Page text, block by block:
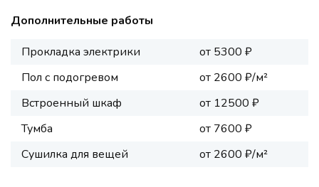
Дополнительные работы
Прокладка электрики
от 5300 ₽
Пол с подогревом
от 2600 ₽/м²
Встроенный шкаф
от 12500 ₽
Тумба
от 7600 ₽
Сушилка для вещей
от 2600 ₽/м²